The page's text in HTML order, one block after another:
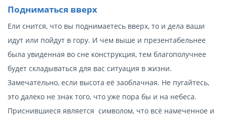
Подниматься вверх
Ели снится, что вы поднимаетесь вверх, то и дела ваши
идут или пойдут в гору. И чем выше и презентабельнее
была увиденная во сне конструкция, тем благополучнее
будет складываться для вас ситуация в жизни.
Замечательно, если высота её заоблачная. Не пугайтесь,
это далеко не знак того, что уже пора бы и на небеса.
Приснившиеся является символом, что всё намеченное и